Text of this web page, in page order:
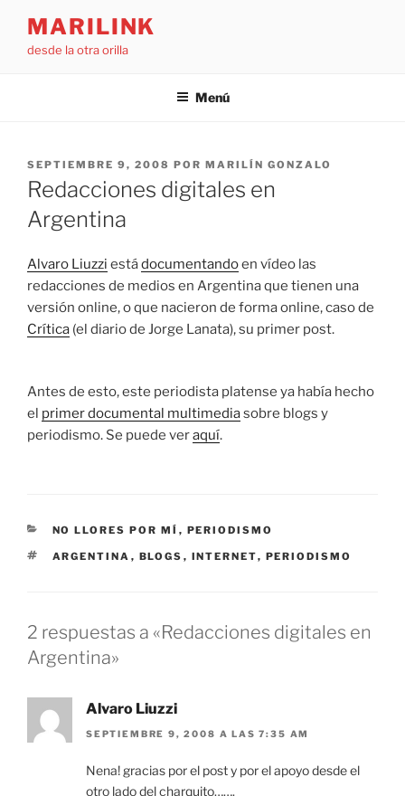
contenido
MARILINK
desde la otra orilla
Menú
PUBLICADO
EL
SEPTIEMBRE 9, 2008 POR MARILÍN GONZALO
Redacciones digitales en
Argentina
Alvaro Liuzzi estádocumentandoen vídeo las
redacciones de medios en Argentina que tienen una
versión online, o que nacieron de forma online, caso de
Crítica (el diario de Jorge Lanata), su primer post.
Antes de esto, este periodista platense ya había hecho
el primer documental multimediasobre blogs y
periodismo. Se puede veraquí.
CATEGORÍAS
NO LLORES POR MÍ , PERIODISMO
ETIQUETAS
ARGENTINA , BLOGS , INTERNET, PERIODISMO
2 respuestas a «Redacciones digitales en
Argentina»
Alvaro Liuzzi
SEPTIEMBRE 9, 2008 A LAS 7:35 AM
Nena! gracias por el post y por el apoyo desde el
otro lado del charquito…….